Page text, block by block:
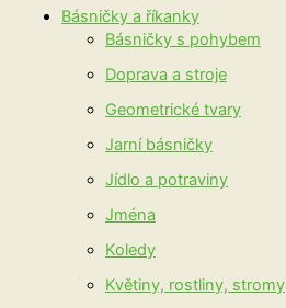
Básničky a říkanky
Básničky s pohybem
Doprava a stroje
Geometrické tvary
Jarní básničky
Jídlo a potraviny
Jména
Koledy
Květiny, rostliny, stromy